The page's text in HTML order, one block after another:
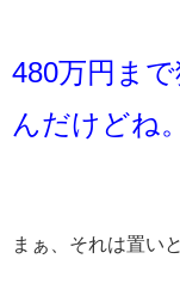
480万円ま
んだけどね。
まぁ、それは置い